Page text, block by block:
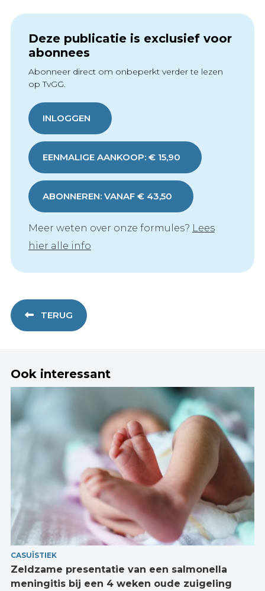
Deze publicatie is exclusief voor
abonnees
Abonneer direct om onbeperkt verder te lezen
op TvGG.
INLOGGEN
EENMALIGE AANKOOP: € 15,90
ABONNEREN: VANAF € 43,50
Meer weten over onze formules? Lees
hier alle info
TERUG
Ook interessant
CASUÏSTIEK
Zeldzame presentatie van een salmonella
meningitis bij een 4 weken oude zuigeling